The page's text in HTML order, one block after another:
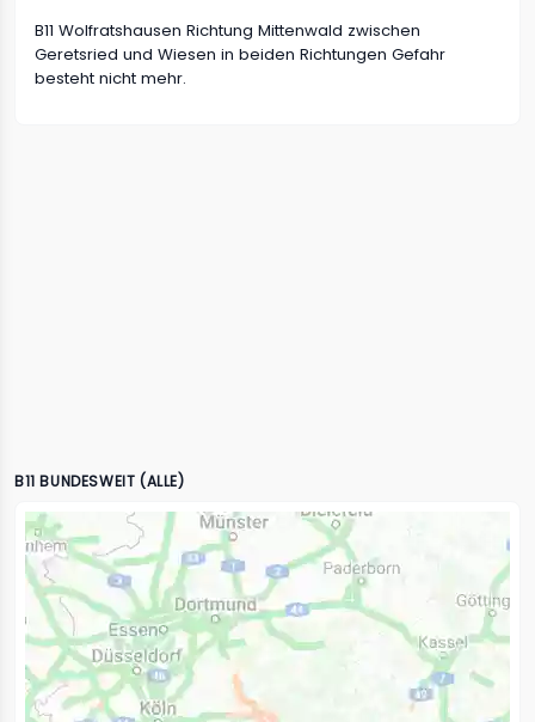
B11 Wolfratshausen Richtung Mittenwald zwischen
Geretsried und Wiesen in beiden Richtungen Gefahr
besteht nicht mehr.
B11 BUNDESWEIT (ALLE)